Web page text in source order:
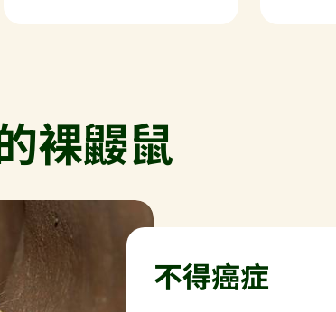
裸鼹鼠
不得癌症